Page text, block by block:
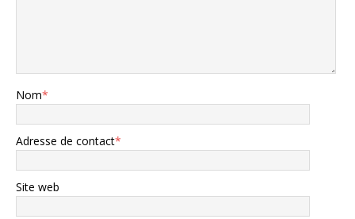
Nom*
Adresse de contact*
Site web